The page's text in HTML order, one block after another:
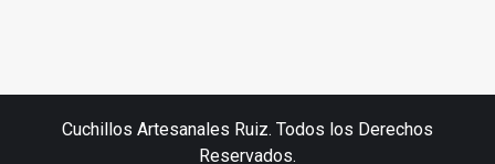
Cuchillos Artesanales Ruiz. Todos los Derechos
Reservados.